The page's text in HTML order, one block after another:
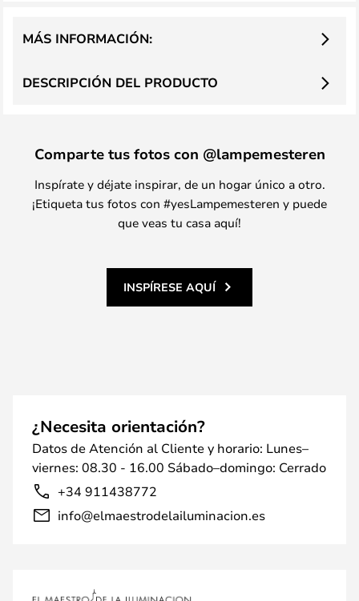
DESCRIPCIÓN DEL PRODUCTO
MÁS INFORMACIÓN:
Comparte tus fotos con @lampemesteren
Inspírate y déjate inspirar, de un hogar único a otro.
¡Etiqueta tus fotos con #yesLampemesteren y puede
que veas tu casa aquí!
INSPÍRESE AQUÍ
¿Necesita orientación?
Datos de Atención al Cliente y horario: Lunes–
viernes: 08.30 - 16.00 Sábado–domingo: Cerrado
+34 911438772
info@elmaestrodelailuminacion.es